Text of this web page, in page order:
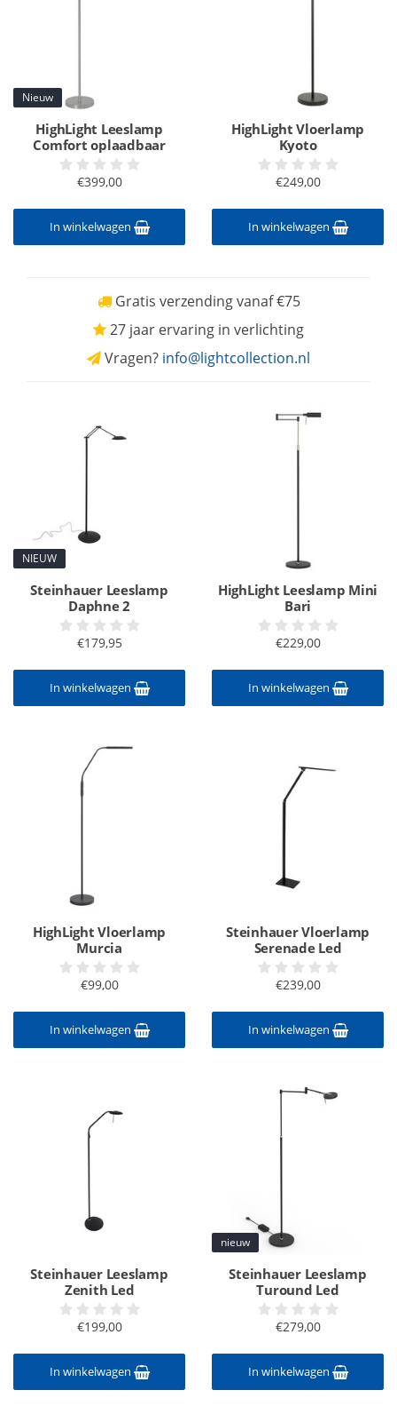
Nieuw
HighLight Leeslamp
Comfort oplaadbaar
€399,00
In winkelwagen
HighLight Vloerlamp
Kyoto
€249,00
In winkelwagen
Gratis verzending vanaf €75
27 jaar ervaring in verlichting
Vragen? info@lightcollection.nl
NIEUW
Steinhauer Leeslamp
Daphne 2
€179,95
In winkelwagen
HighLight Leeslamp Mini
Bari
€229,00
In winkelwagen
HighLight Vloerlamp
Murcia
€99,00
In winkelwagen
Steinhauer Vloerlamp
Serenade Led
€239,00
In winkelwagen
Steinhauer Leeslamp
Zenith Led
€199,00
In winkelwagen
nieuw
Steinhauer Leeslamp
Turound Led
€279,00
In winkelwagen